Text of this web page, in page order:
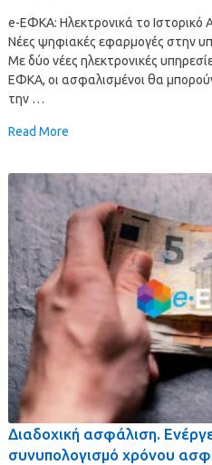
e-EΦΚΑ: Ηλεκτρονικά το
Νέες ψηφιακές εφαρμογές στην
Με δύο νέες ηλεκτρονικές
ΕΦΚΑ, οι ασφαλισμένοι θα
την …
Read More
Διαδοχική ασφάλιση.
συνυπολογισμό χρόνου